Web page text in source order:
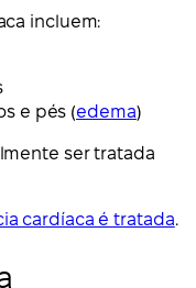
incluem:
e pés (edema)
ser tratada
cardíaca é tratada.